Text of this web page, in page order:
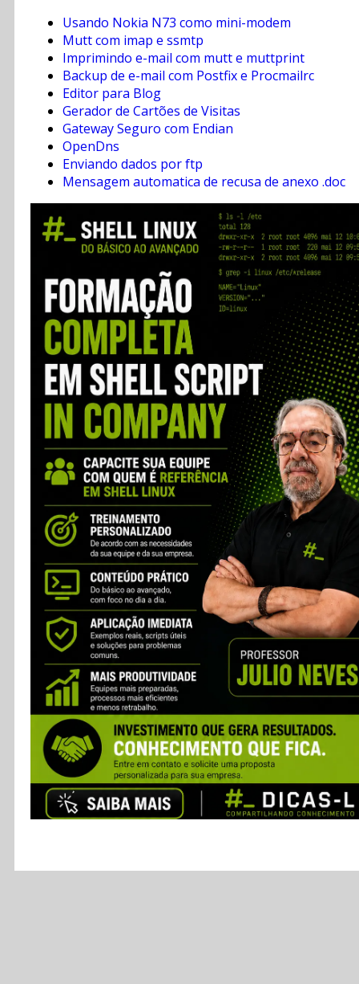
Usando Nokia N73 como mini-modem
Mutt com imap e ssmtp
Imprimindo e-mail com mutt e muttprint
Backup de e-mail com Postfix e Procmailrc
Editor para Blog
Gerador de Cartões de Visitas
Gateway Seguro com Endian
OpenDns
Enviando dados por ftp
Mensagem automatica de recusa de anexo .doc